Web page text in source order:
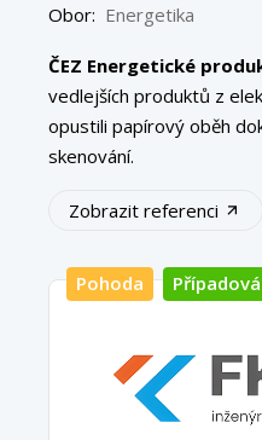
Obor: Energetika
ČEZ Energetické
vedlejších produktů z
opustili papírový oběh
skenování.
Zobrazit referenci
Pohoda